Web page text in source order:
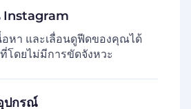
Instagram
อหา และเลื่อนดูฟีดของคุณได้
โดยไม่มีการขัดจังหวะ
ปกรณ์